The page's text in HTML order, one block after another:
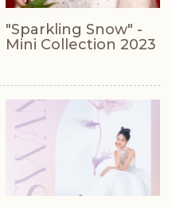
"Sparkling Snow" -
Mini Collection 2023